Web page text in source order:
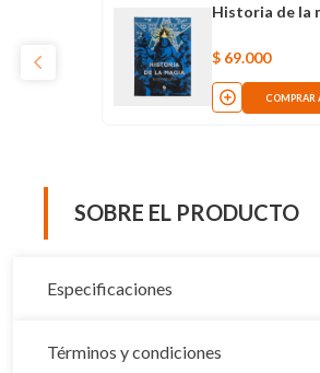
Historia de la
$ 69.000
COMPRAR
SOBRE EL PRODUCTO
Especificaciones
Términos y condiciones